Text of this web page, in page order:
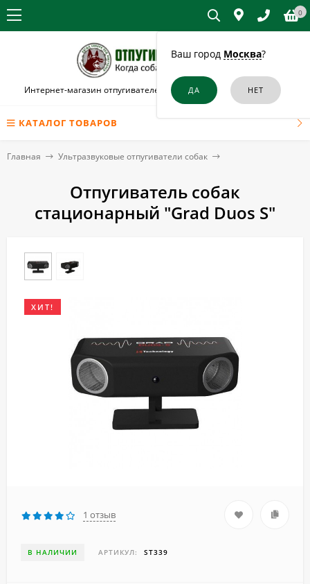
Ваш город Москва?
0
Интернет-магазин отпугивателей собак и кошек в Острогожске
КАТАЛОГ ТОВАРОВ
Главная Ультразвуковые отпугиватели собак
Отпугиватель собак
стационарный "Grad Duos S"
ХИТ!
1 отзыв
В НАЛИЧИИ АРТИКУЛ: ST339